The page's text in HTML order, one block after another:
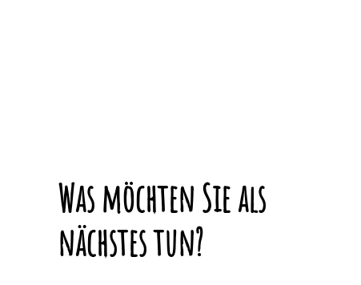
Was möchten Sie als
nächstes tun?